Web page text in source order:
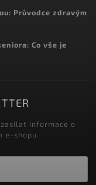
Průvodce zdravým
Co vše je
informace o
e-shopu.